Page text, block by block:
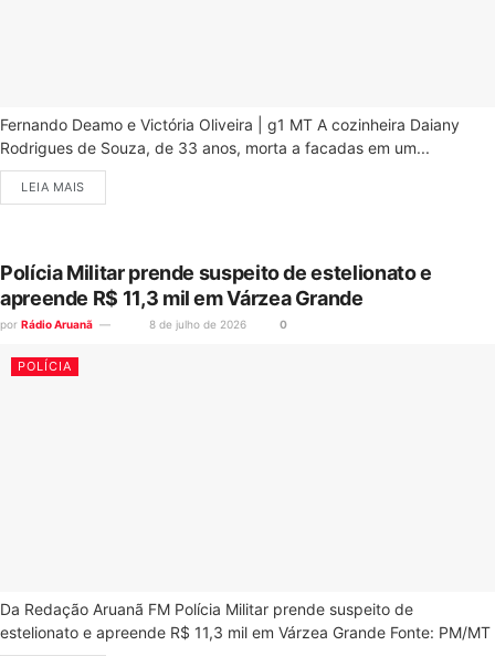
Fernando Deamo e Victória Oliveira | g1 MT A cozinheira Daiany
Rodrigues de Souza, de 33 anos, morta a facadas em um...
LEIA MAIS
Polícia Militar prende suspeito de estelionato e
apreende R$ 11,3 mil em Várzea Grande
por Rádio Aruanã 8 de julho de 2026 0
POLÍCIA
Da Redação Aruanã FM Polícia Militar prende suspeito de
estelionato e apreende R$ 11,3 mil em Várzea Grande Fonte: PM/MT